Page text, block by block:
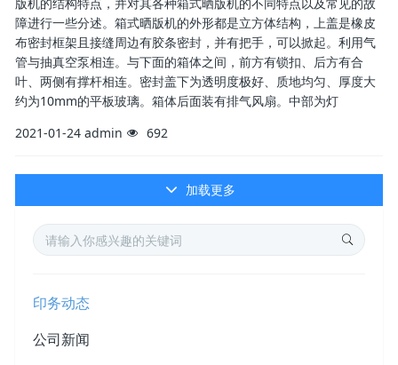
版机的结构特点，并对其各种箱式晒版机的不同特点以及常见的故
障进行一些分述。箱式晒版机的外形都是立方体结构，上盖是橡皮
布密封框架且接缝周边有胶条密封，并有把手，可以掀起。利用气
管与抽真空泵相连。与下面的箱体之间，前方有锁扣、后方有合
叶、两侧有撑杆相连。密封盖下为透明度极好、质地均匀、厚度大
约为10mm的平板玻璃。箱体后面装有排气风扇。中部为灯
2021-01-24 admin 692
加载更多
印务动态
公司新闻